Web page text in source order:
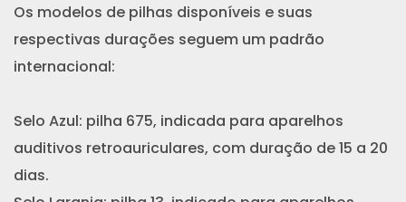
Os modelos de pilhas disponíveis e suas
respectivas durações seguem um padrão
internacional:
Selo Azul: pilha 675, indicada para aparelhos
auditivos retroauriculares, com duração de 15 a 20
dias.